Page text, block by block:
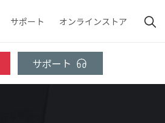
サポート オンラインストア
サポート